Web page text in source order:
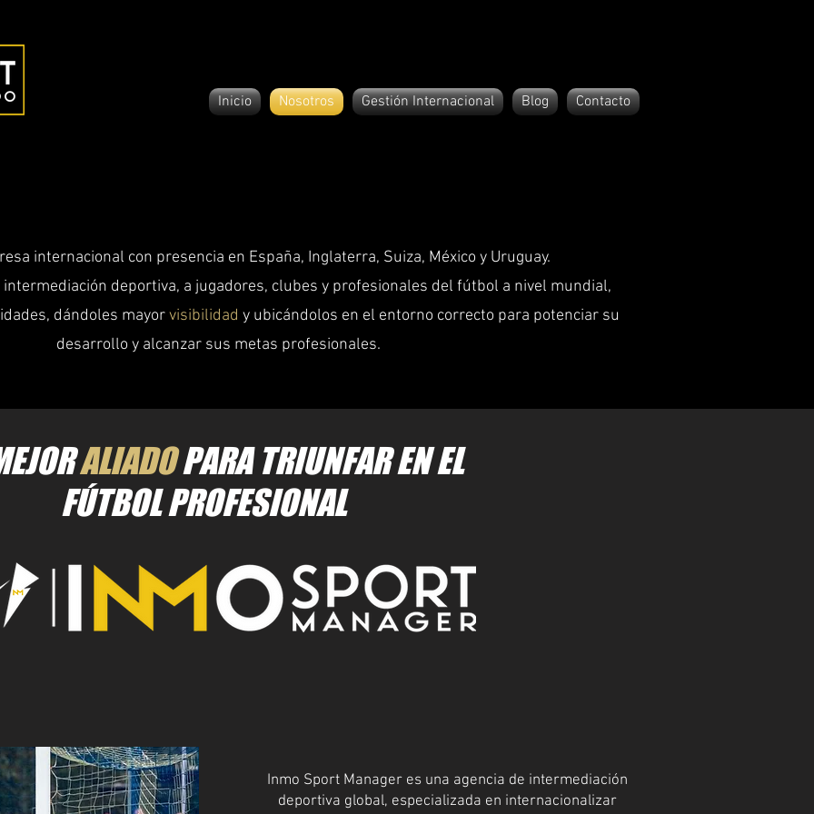
Inicio Nosotros Gestión Internacional Blog Contacto
internacional con presencia en España, Inglaterra, Suiza, México y Uruguay.
deportiva, a jugadores, clubes y profesionales del fútbol a nivel mundial,
dándoles mayorvisibilidad y ubicándolos en el entorno correcto para potenciar su
desarrollo y alcanzar sus metas profesionales.
ALIADOPARA TRIUNFAR EN EL
FÚTBOL PROFESIONAL
Inmo Sport Manager es una agencia de intermediación
deportiva global, especializada en internacionalizar